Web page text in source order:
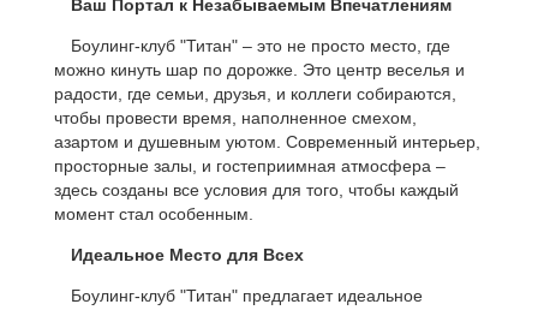
Ваш Портал к Незабываемым Впечатлениям
Боулинг-клуб "Титан" – это не просто место, где
можно кинуть шар по дорожке. Это центр веселья и
радости, где семьи, друзья, и коллеги собираются,
чтобы провести время, наполненное смехом,
азартом и душевным уютом. Современный интерьер,
просторные залы, и гостеприимная атмосфера –
здесь созданы все условия для того, чтобы каждый
момент стал особенным.
Идеальное Место для Всех
Боулинг-клуб "Титан" предлагает идеальное